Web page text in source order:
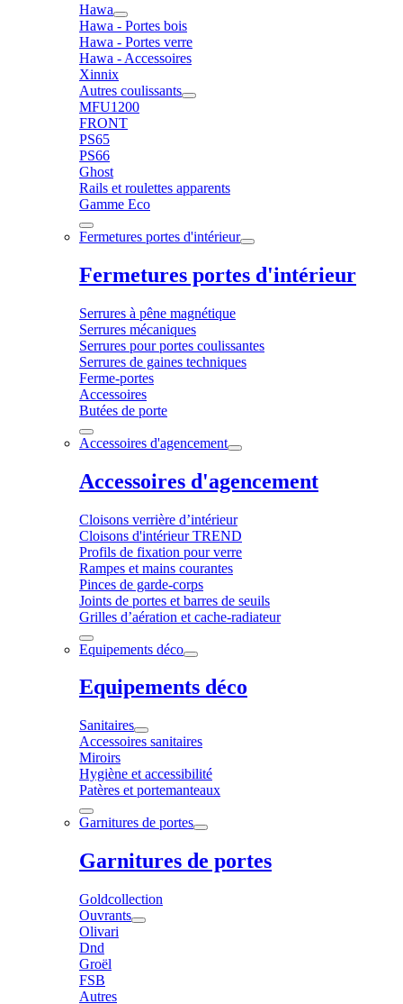
Hawa
Hawa - Portes bois
Hawa - Portes verre
Hawa - Accessoires
Xinnix
Autres coulissants
MFU1200
FRONT
PS65
PS66
Ghost
Rails et roulettes apparents
Gamme Eco
Fermetures portes d'intérieur
Fermetures portes d'intérieur
Serrures à pêne magnétique
Serrures mécaniques
Serrures pour portes coulissantes
Serrures de gaines techniques
Ferme-portes
Accessoires
Butées de porte
Accessoires d'agencement
Accessoires d'agencement
Cloisons verrière d’intérieur
Cloisons d'intérieur TREND
Profils de fixation pour verre
Rampes et mains courantes
Pinces de garde-corps
Joints de portes et barres de seuils
Grilles d’aération et cache-radiateur
Equipements déco
Equipements déco
Sanitaires
Accessoires sanitaires
Miroirs
Hygiène et accessibilité
Patères et portemanteaux
Garnitures de portes
Garnitures de portes
Goldcollection
Ouvrants
Olivari
Dnd
Groël
FSB
Autres